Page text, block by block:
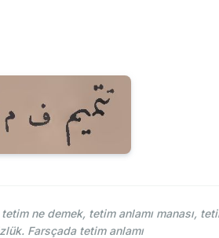
ne demek, tetim anlamı manası,
Farsçada tetim anlamı